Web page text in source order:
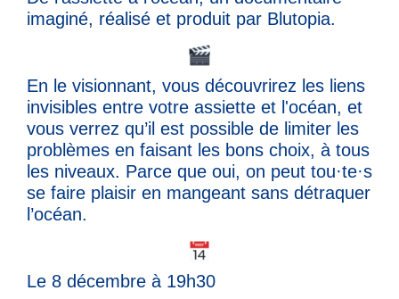
imaginé, réalisé et produit par Blutopia.
En le visionnant, vous découvrirez les liens
invisibles entre votre assiette et l'océan, et
vous verrez qu’il est possible de limiter les
problèmes en faisant les bons choix, à tous
les niveaux. Parce que oui, on peut tou·te·s
se faire plaisir en mangeant sans détraquer
l’océan.
Le 8 décembre à 19h30